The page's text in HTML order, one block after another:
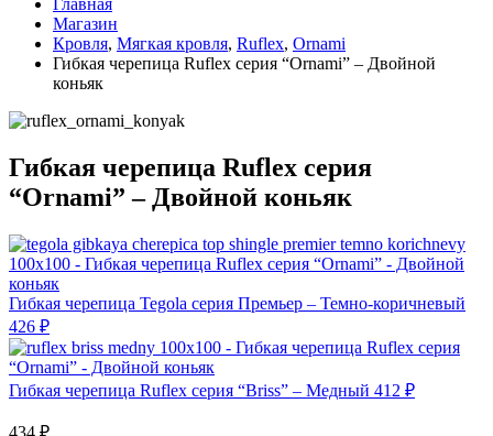
Главная
Магазин
Кровля, Мягкая кровля, Ruflex, Ornami
Гибкая черепица Ruflex серия “Ornami” – Двойной
коньяк
Гибкая черепица Ruflex серия
“Ornami” – Двойной коньяк
Гибкая черепица Tegola серия Премьер – Темно-коричневый
426 ₽
Гибкая черепица Ruflex серия “Briss” – Медный 412 ₽